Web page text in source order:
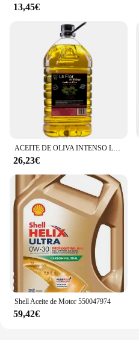
13,45€
ACEITE DE OLIVA INTENSO LA FLOR DE MALAGA PET GARRAFA TRANSP. ASA NEGRA 5L
26,23€
Shell Aceite de Motor 550047974
59,42€